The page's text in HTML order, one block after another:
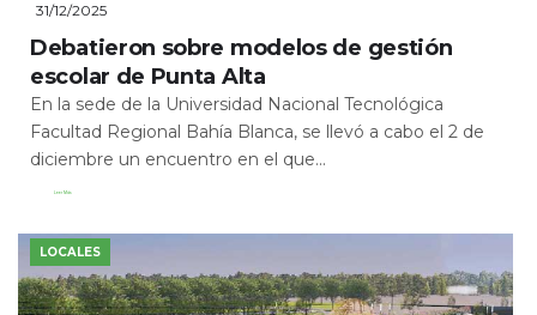
31/12/2025
Debatieron sobre modelos de gestión
escolar de Punta Alta
En la sede de la Universidad Nacional Tecnológica
Facultad Regional Bahía Blanca, se llevó a cabo el 2 de
diciembre un encuentro en el que...
Leer Más
LOCALES